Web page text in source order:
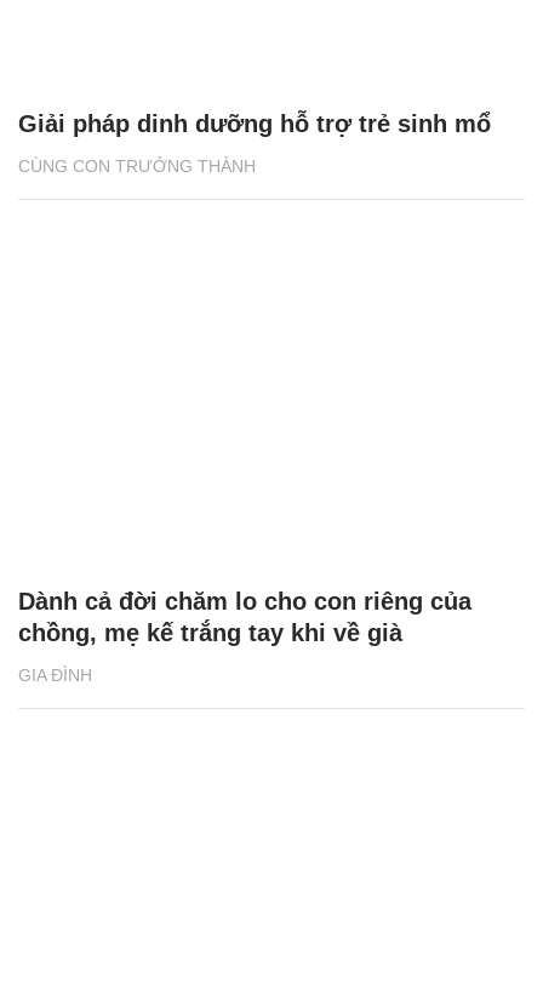
CÙNG CON TRƯỞNG THÀNH
Giải pháp dinh dưỡng hỗ trợ trẻ sinh mổ
GIA ĐÌNH
Dành cả đời chăm lo cho con riêng của
chồng, mẹ kế trắng tay khi về già